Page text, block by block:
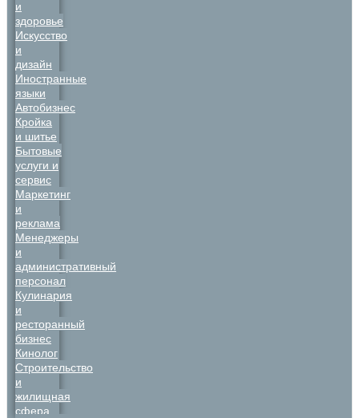
и
здоровье
Искусство
и
дизайн
Иностранные
языки
Автобизнес
Кройка
и шитье
Бытовые
услуги и
сервис
Маркетинг
и
реклама
Менеджеры
и
административный
персонал
Кулинария
и
ресторанный
бизнес
Кинолог
Строительство
и
жилищная
сфера